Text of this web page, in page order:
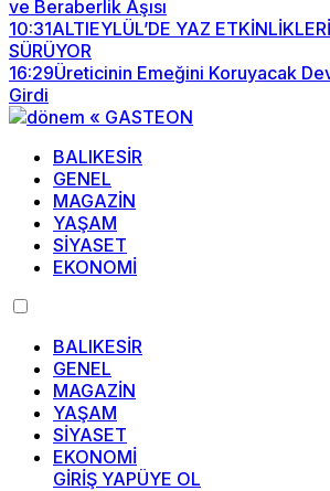
ve Beraberlik Aşısı
10:31ALTIEYLÜL’DE YAZ
SÜRÜYOR
16:29Üreticinin Emeğini Koruyacak
Girdi
BALIKESİR
GENEL
MAGAZİN
YAŞAM
SİYASET
EKONOMİ
BALIKESİR
GENEL
MAGAZİN
YAŞAM
SİYASET
EKONOMİ
GİRİŞ YAPÜYE OL